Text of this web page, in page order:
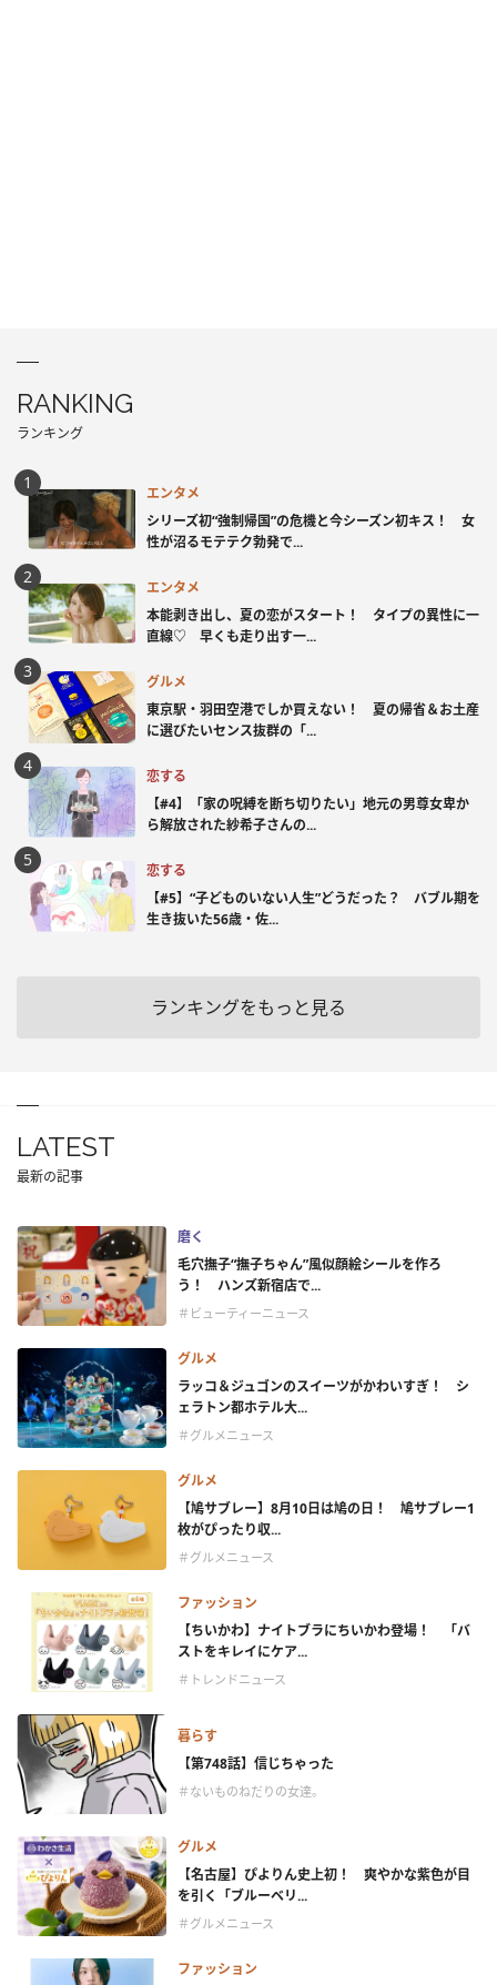
RANKING
ランキング
エンタメ
シリーズ初“強制帰国”の危機と今シーズン初キス！ 女
性が沼るモテテク勃発で...
エンタメ
本能剥き出し、夏の恋がスタート！ タイプの異性に一
直線♡ 早くも走り出す一...
グルメ
東京駅・羽田空港でしか買えない！ 夏の帰省＆お土産
に選びたいセンス抜群の「...
恋する
【#4】「家の呪縛を断ち切りたい」地元の男尊女卑か
ら解放された紗希子さんの...
恋する
【#5】“子どものいない人生”どうだった？ バブル期を
生き抜いた56歳・佐...
ランキングをもっと見る
LATEST
最新の記事
磨く
毛穴撫子“撫子ちゃん”風似顔絵シールを作ろ
う！ ハンズ新宿店で...
＃ビューティーニュース
グルメ
ラッコ＆ジュゴンのスイーツがかわいすぎ！ シ
ェラトン都ホテル大...
＃グルメニュース
グルメ
【鳩サブレー】8月10日は鳩の日！ 鳩サブレー1
枚がぴったり収...
＃グルメニュース
ファッション
【ちいかわ】ナイトブラにちいかわ登場！ 「バ
ストをキレイにケア...
＃トレンドニュース
暮らす
【第748話】信じちゃった
＃ないものねだりの女達。
グルメ
【名古屋】ぴよりん史上初！ 爽やかな紫色が目
を引く「ブルーベリ...
＃グルメニュース
ファッション